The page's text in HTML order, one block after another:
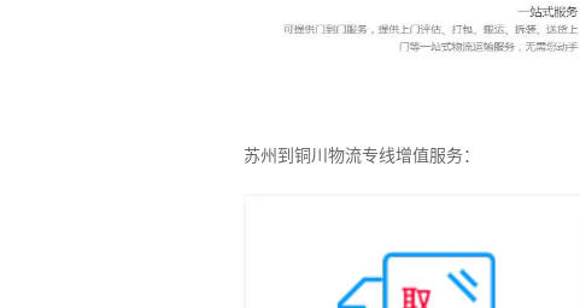
苏州到铜川物流专线增值服务：